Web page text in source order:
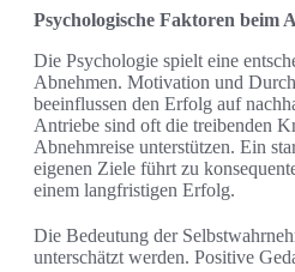
Psychologische Faktoren beim
Die Psychologie spielt eine
Abnehmen. Motivation und
beeinflussen den Erfolg auf
Antriebe sind oft die treibenden
Abnehmreise unterstützen. Ein
eigenen Ziele führt zu
einem langfristigen Erfolg.
Die Bedeutung der
unterschätzt werden. Positive